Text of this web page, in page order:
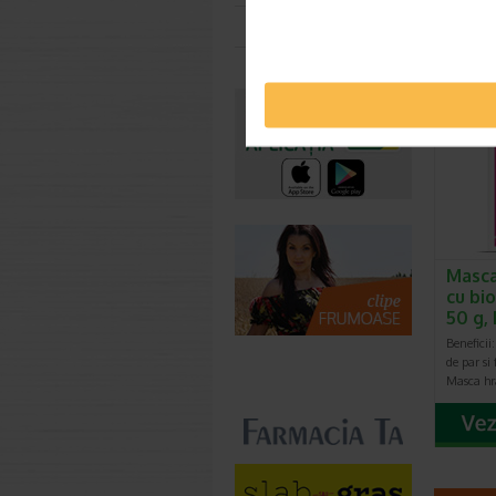
cu
50 g,
de par si
Masca